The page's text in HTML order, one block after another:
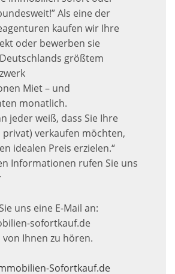
Als eine der
kaufen wir Ihre
oder bewerben sie
größtem
Miet – und
monatlich.
jeder weiß, dass Sie Ihre
verkaufen möchten,
idealen Preis erzielen.“
Informationen rufen Sie uns
uns eine E-Mail an:
sofortkauf.de
Ihnen zu hören.
Sofortkauf.de